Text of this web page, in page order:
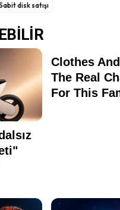
disk satışı